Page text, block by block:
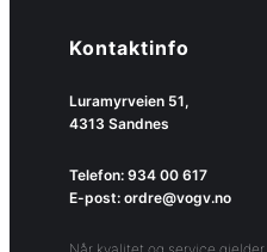
Kontaktinfo
Luramyrveien 51,
4313 Sandnes
Telefon: 934 00 617
E-post: ordre@vogv.no